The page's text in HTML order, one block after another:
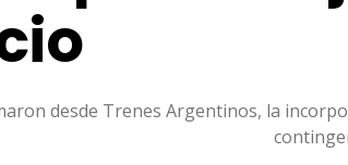
desde Trenes Argentinos, la